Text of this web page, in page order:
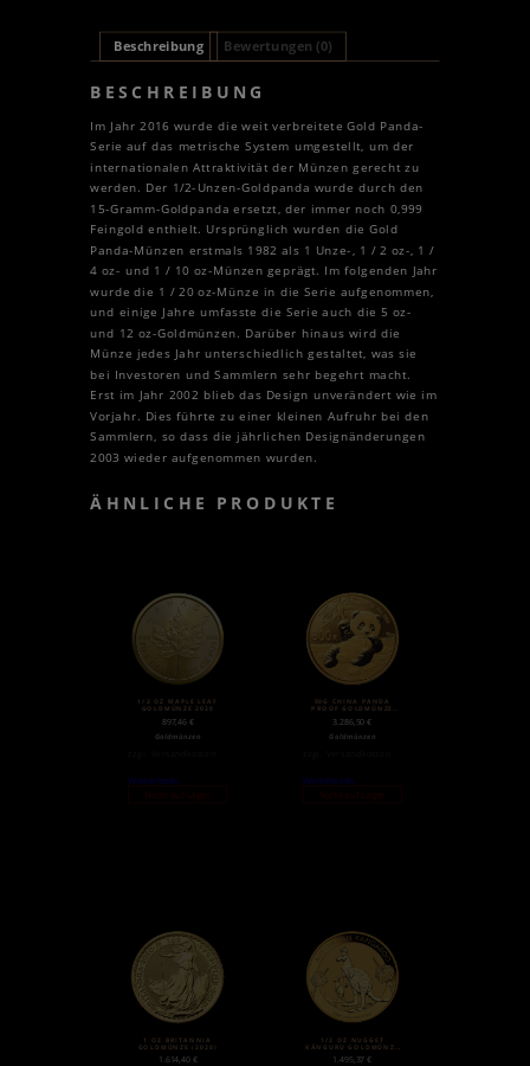
Beschreibung Bewertungen (0)
BESCHREIBUNG
Im Jahr 2016 wurde die weit verbreitete Gold Panda-
Serie auf das metrische System umgestellt, um der
internationalen Attraktivität der Münzen gerecht zu
werden. Der 1/2-Unzen-Goldpanda wurde durch den
15-Gramm-Goldpanda ersetzt, der immer noch 0,999
Feingold enthielt. Ursprünglich wurden die Gold
Panda-Münzen erstmals 1982 als 1 Unze-, 1 / 2 oz-, 1 /
4 oz- und 1 / 10 oz-Münzen geprägt. Im folgenden Jahr
wurde die 1 / 20 oz-Münze in die Serie aufgenommen,
und einige Jahre umfasste die Serie auch die 5 oz-
und 12 oz-Goldmünzen. Darüber hinaus wird die
Münze jedes Jahr unterschiedlich gestaltet, was sie
bei Investoren und Sammlern sehr begehrt macht.
Erst im Jahr 2002 blieb das Design unverändert wie im
Vorjahr. Dies führte zu einer kleinen Aufruhr bei den
Sammlern, so dass die jährlichen Designänderungen
2003 wieder aufgenommen wurden.
ÄHNLICHE PRODUKTE
1/2 OZ MAPLE LEAF
GOLDMÜNZE 2020
897,46 €
Goldmünzen
Weiterlesen
Nicht auf Lager
50G CHINA PANDA
PROOF GOLDMÜNZE
3.286,50€
Goldmünzen
Weiterlesen
Nicht auf Lager
1 OZ BRITANNIA
GOLDMÜNZE (2020)
1.614,40 €
1/2 OZ NUGGET
KÄNGURU GOLDMÜNZE
1.495,37€